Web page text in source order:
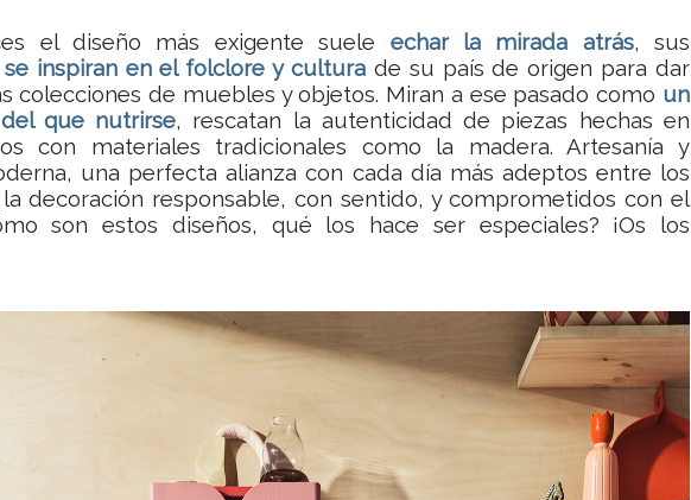
el diseño más exigente suele echar la mirada atrás, sus
se inspiran en el folclore y cultura de su país de origen para dar
colecciones de muebles y objetos. Miran a ese pasado como un
que nutrirse, rescatan la autenticidad de piezas hechas en
con materiales tradicionales como la madera. Artesanía y
una perfecta alianza con cada día más adeptos entre los
decoración responsable, con sentido, y comprometidos con el
son estos diseños, qué los hace ser especiales? ¡Os los